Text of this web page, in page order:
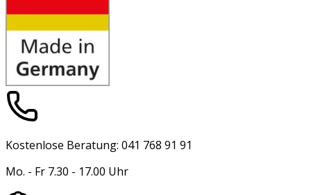
Kostenlose Beratung: 041 768 91 91
Mo. - Fr 7.30 - 17.00 Uhr